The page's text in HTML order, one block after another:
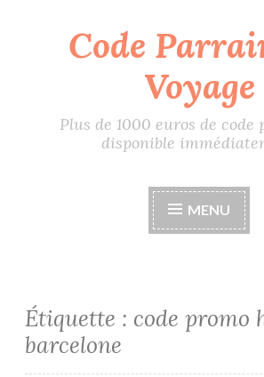
AccéderCode
Voyage
Plus de 1000 euros de code
disponible
MENU
Étiquette : code promo
barcelone